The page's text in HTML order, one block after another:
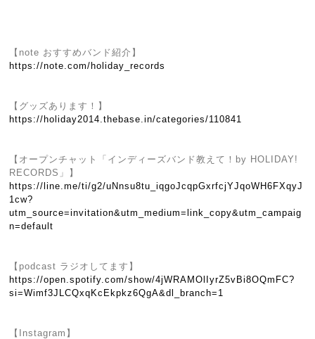
【note おすすめバンド紹介】
https://note.com/holiday_records
【グッズあります！】
https://holiday2014.thebase.in/categories/110841
【オープンチャット「インディーズバンド教えて！by HOLIDAY!
RECORDS」】
https://line.me/ti/g2/uNnsu8tu_iqgoJcqpGxrfcjYJqoWH6FXqyJ
1cw?
utm_source=invitation&utm_medium=link_copy&utm_campaig
n=default
【podcast ラジオしてます】
https://open.spotify.com/show/4jWRAMOlIyrZ5vBi8OQmFC?
si=Wimf3JLCQxqKcEkpkz6QgA&dl_branch=1
【Instagram】